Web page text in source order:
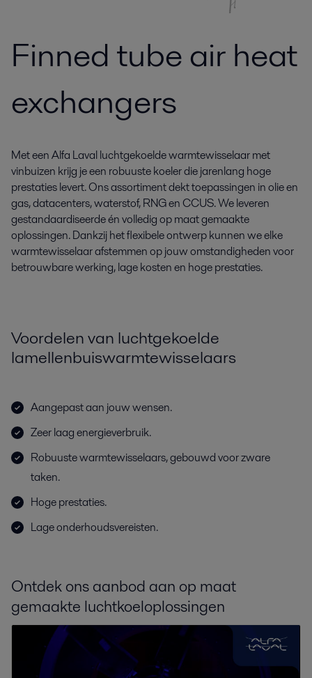
Finned tube air heat
exchangers
Met een Alfa Laval luchtgekoelde warmtewisselaar met
vinbuizen krijg je een robuuste koeler die jarenlang hoge
prestaties levert. Ons assortiment dekt toepassingen in olie en
gas, datacenters, waterstof, RNG en CCUS. We leveren
gestandaardiseerde én volledig op maat gemaakte
oplossingen. Dankzij het flexibele ontwerp kunnen we elke
warmtewisselaar afstemmen op jouw omstandigheden voor
betrouwbare werking, lage kosten en hoge prestaties.
Voordelen van luchtgekoelde
lamellenbuiswarmtewisselaars
Aangepast aan jouw wensen.
Zeer laag energieverbruik.
Robuuste warmtewisselaars, gebouwd voor zware
taken.
Hoge prestaties.
Lage onderhoudsvereisten.
Ontdek ons aanbod aan op maat
gemaakte luchtkoeloplossingen